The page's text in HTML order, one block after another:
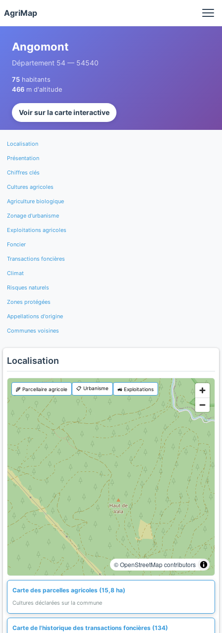
AgriMap
Angomont
Département 54 — 54540
75 habitants
466 m d'altitude
Voir sur la carte interactive
Localisation
Présentation
Chiffres clés
Cultures agricoles
Agriculture biologique
Zonage d'urbanisme
Exploitations agricoles
Foncier
Transactions foncières
Climat
Risques naturels
Zones protégées
Appellations d'origine
Communes voisines
Localisation
© OpenStreetMap contributors
🌾 Parcellaire agricole 📋 Urbanisme 🚜 Exploitations
Carte des parcelles agricoles (15,8 ha)
Cultures déclarées sur la commune
Carte de l'historique des transactions foncières (134)